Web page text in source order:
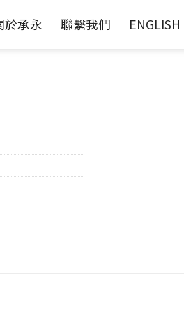
於承永 聯繫我們 ENGLISH